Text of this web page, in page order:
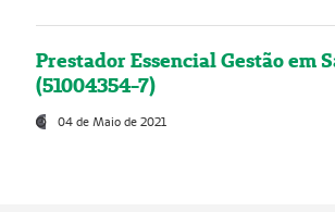
Prestador Essencial Gestão em
(51004354-7)
04 de Maio de 2021